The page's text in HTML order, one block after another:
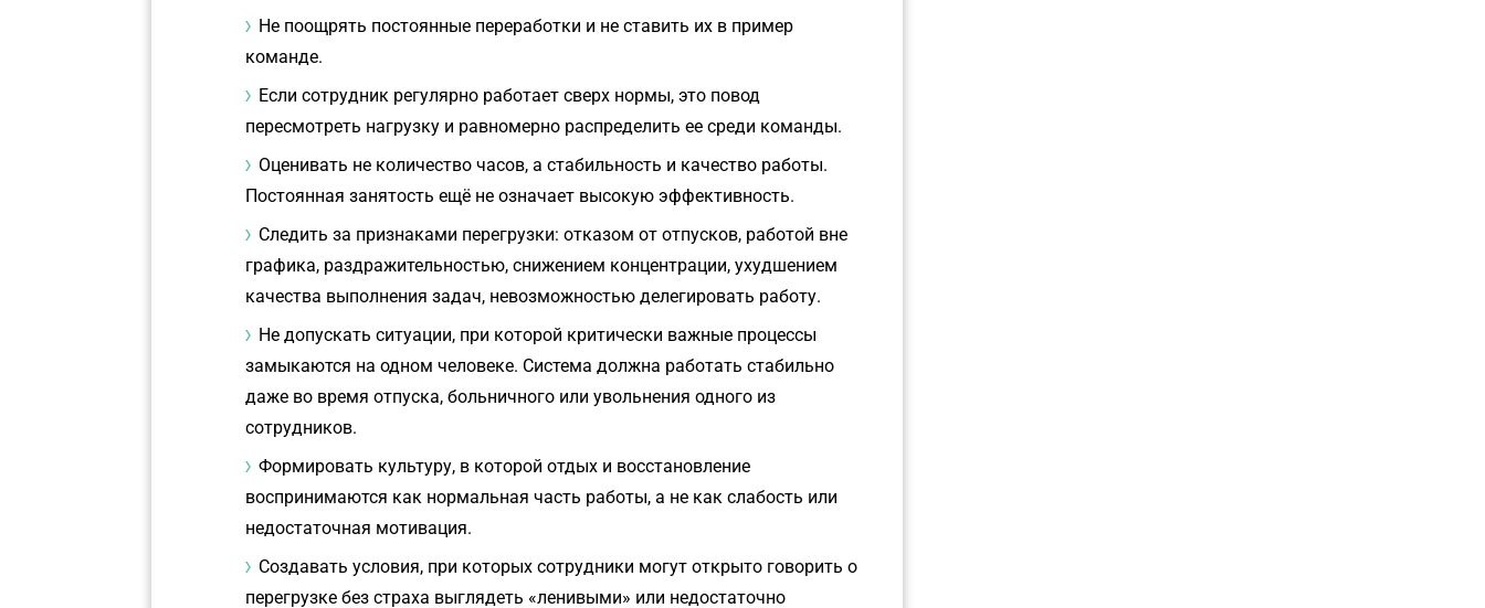
Не поощрять постоянные переработки и не ставить их в пример
команде.
Если сотрудник регулярно работает сверх нормы, это повод
пересмотреть нагрузку и равномерно распределить ее среди команды.
Оценивать не количество часов, а стабильность и качество работы.
Постоянная занятость ещё не означает высокую эффективность.
Следить за признаками перегрузки: отказом от отпусков, работой вне
графика, раздражительностью, снижением концентрации, ухудшением
качества выполнения задач, невозможностью делегировать работу.
Не допускать ситуации, при которой критически важные процессы
замыкаются на одном человеке. Система должна работать стабильно
даже во время отпуска, больничного или увольнения одного из
сотрудников.
Формировать культуру, в которой отдых и восстановление
воспринимаются как нормальная часть работы, а не как слабость или
недостаточная мотивация.
Создавать условия, при которых сотрудники могут открыто говорить о
перегрузке без страха выглядеть «ленивыми» или недостаточно